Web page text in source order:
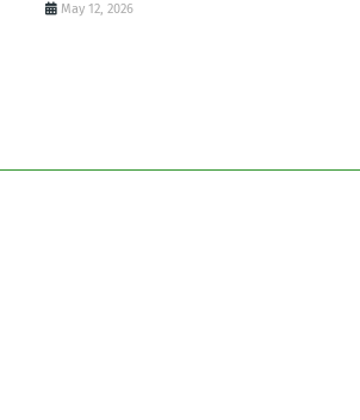
May 12, 2026